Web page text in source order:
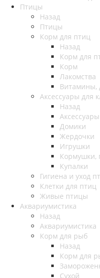
Птицы
Назад
Птицы
Корм для птиц
Назад
Корм для
Корм
Лакомства
Витамины,
Аксессуары для
Назад
Домики
Жердочки
Игрушки
Кормушки,
Купалки
Гигиена и уход
Клетки для птиц
Живые птицы
Аквариумистика
Назад
Аквариумистика
Корм для рыб
Назад
Корм для
Сухой